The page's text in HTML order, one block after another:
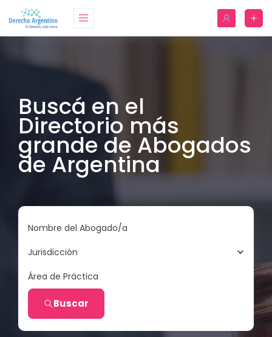
Buscá en el
Directorio más
grande de Abogados
de Argentina
Nombre del Abogado/a
Jurisdicción
Área de Práctica
Buscar